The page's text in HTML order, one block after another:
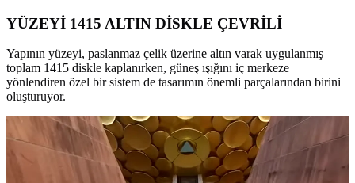
YÜZEYİ 1415 ALTIN DİSKLE ÇEVRİLİ
Yapının yüzeyi, paslanmaz çelik üzerine altın varak uygulanmış
toplam 1415 diskle kaplanırken, güneş ışığını iç merkeze
yönlendiren özel bir sistem de tasarımın önemli parçalarından birini
oluşturuyor.